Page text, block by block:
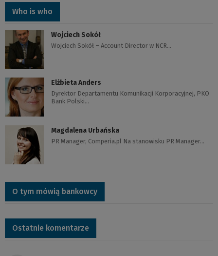
Who is who
Wojciech Sokół
Wojciech Sokół – Account Director w NCR…
Elżbieta Anders
Dyrektor Departamentu Komunikacji Korporacyjnej, PKO
Bank Polski…
Magdalena Urbańska
PR Manager, Comperia.pl Na stanowisku PR Manager…
O tym mówią bankowcy
Ostatnie komentarze